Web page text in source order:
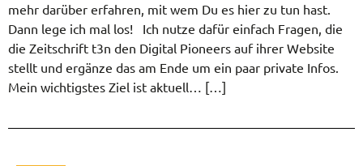
mehr darüber erfahren, mit wem Du es hier zu tun hast.
Dann lege ich mal los! Ich nutze dafür einfach Fragen, die
die Zeitschrift t3n den Digital Pioneers auf ihrer Website
stellt und ergänze das am Ende um ein paar private Infos.
Mein wichtigstes Ziel ist aktuell… […]